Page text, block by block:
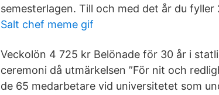
semesterlagen. Till och med det år du
Salt chef meme gif
Veckolön 4 725 kr Belönade för 30 år i
ceremoni då utmärkelsen ”För nit och
de 65 medarbetare vid universitetet som